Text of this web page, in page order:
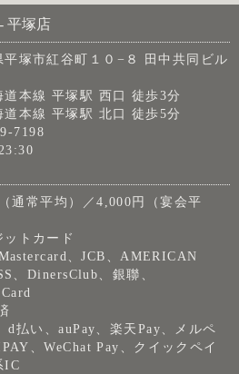
平塚店
平塚市紅谷町１０−８ 田中共同ビル
道本線 平塚駅 西口 徒歩3分
道本線 平塚駅 北口 徒歩5分
7198
通常平均）／4,000円（宴会平
トカード
、JCB、AMERICAN
、DinersClub、銀聯、
d払い、auPay、楽天Pay、メルペ
、WeChat Pay、クイックペイ
IC